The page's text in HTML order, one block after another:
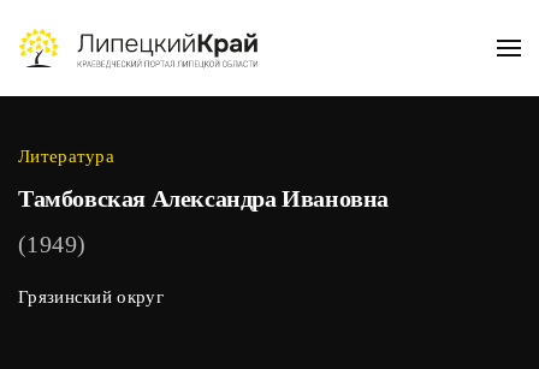
Skip to main content
Литература
Тамбовская Александра Ивановна
(1949)
Грязинский округ